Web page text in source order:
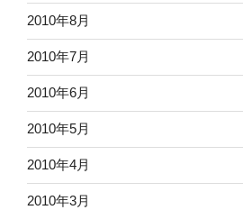
2010年8月
2010年7月
2010年6月
2010年5月
2010年4月
2010年3月